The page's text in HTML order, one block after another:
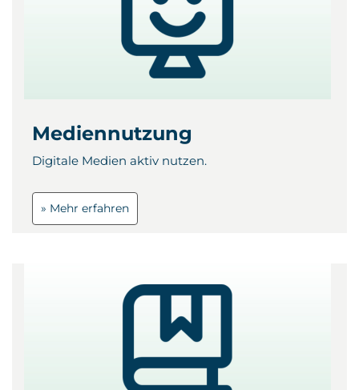
Mediennutzung
Digitale Medien aktiv nutzen.
» Mehr erfahren